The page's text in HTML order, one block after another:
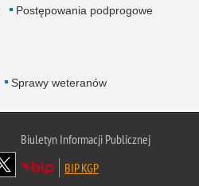
Postępowania podprogowe
Sprawy weteranów
Biuletyn Informacji Publicznej
BIP KGP